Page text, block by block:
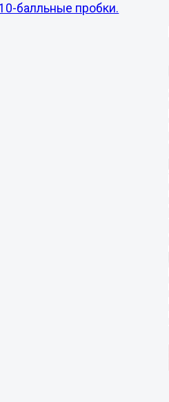
10-балльные пробки.